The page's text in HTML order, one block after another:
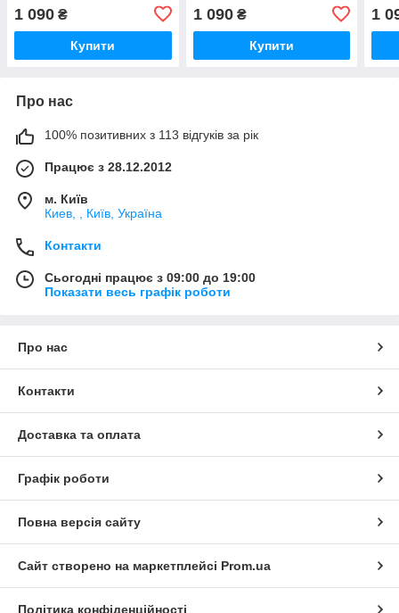
1 090 ₴
Купити
1 090₴
Купити
L11
1
Про нас
100% позитивних з 113 відгуків за рік
Працює з 28.12.2012
м. Київ
Киев, , Київ, Україна
Контакти
Сьогодні працює з 09:00 до 19:00
Показати весь графік роботи
Про нас
Контакти
Доставка та оплата
Графік роботи
Повна версія сайту
Сайт створено на маркетплейсі Prom.ua
Політика конфіденційності